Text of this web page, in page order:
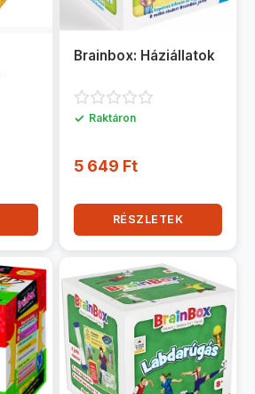
Brainbox: Háziállatok
✓ Raktáron
5 649 Ft
RÉSZLETEK